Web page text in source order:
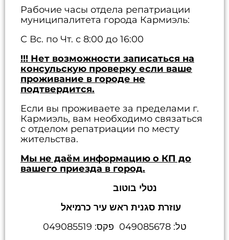
Рабочие часы отдела репатриации
муниципалитета города Кармиэль:
С Вс. по Чт. с 8:00 до 16:00
!!! Нет возможности записаться на
консульскую проверку если ваше
проживание в городе не
подтвердится.
Если вы проживаете за пределами г.
Кармиэль, вам необходимо связаться
с отделом репатриации по месту
жительства.
Мы не даём информацию о КП до
вашего приезда в город.
נטלי בוטוב
עוזרת סגנית ראש עיר כרמיאל
טל: 049085678 פקס: 049085519